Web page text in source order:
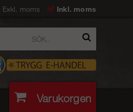
Exkl. moms Inkl. moms
Varukorgen